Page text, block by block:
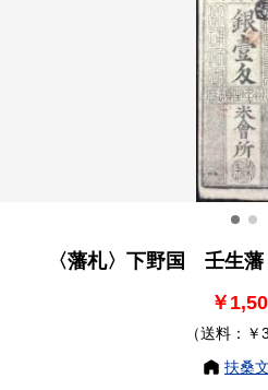
〈藩札〉下野国 壬生
￥
（送料：￥
扶桑